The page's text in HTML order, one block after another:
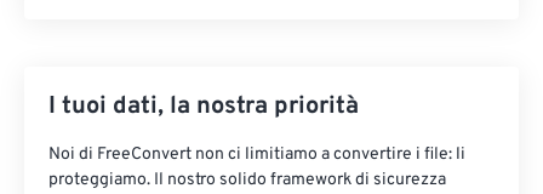
I tuoi dati, la nostra priorità
Noi di FreeConvert non ci limitiamo a convertire i file: li
proteggiamo. Il nostro solido framework di sicurezza